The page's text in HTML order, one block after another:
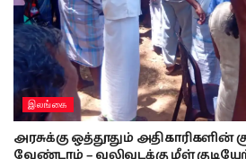
இலங்கை
அரசுக்கு ஒத்தூதும் அதிகாரிகளின்